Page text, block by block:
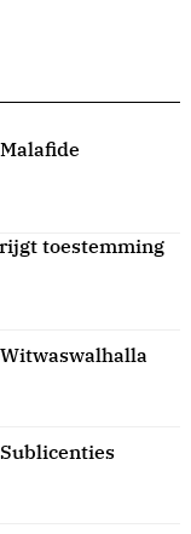
toestemming